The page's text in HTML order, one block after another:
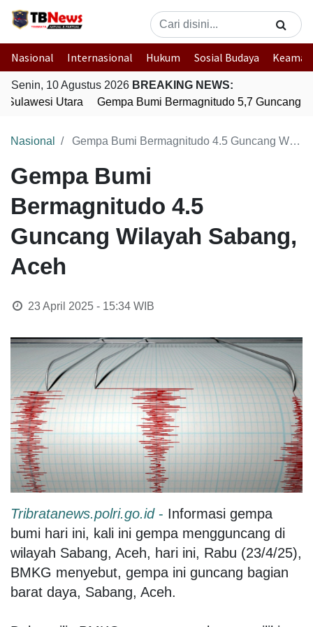
Nasional Internasional Hukum Sosial Budaya
Senin, 10 Agustus 2026 BREAKING NEWS:
Utara
Gempa Bumi Bermagnitudo 5,7 Guncang
Nasional Gempa Bumi Bermagnitudo 4.5 Guncang Wilayah Sabang, Aceh
Gempa Bumi
Bermagnitudo 4.5
Guncang Wilayah Sabang,
Aceh
23 April 2025 - 15:34WIB
Tribratanews.polri.go.id- Informasi gempa
bumi hari ini, kali ini gempa mengguncang di
wilayah Sabang, Aceh, hari ini, Rabu (23/4/25),
BMKG menyebut, gempa ini guncang bagian
barat daya, Sabang, Aceh.